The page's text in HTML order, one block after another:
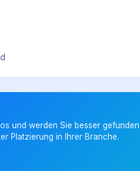
und werden Sie besser gefunden
Platzierung in Ihrer Branche.